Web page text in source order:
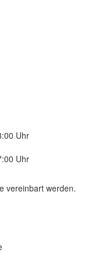
Uhr
Uhr
vereinbart werden.